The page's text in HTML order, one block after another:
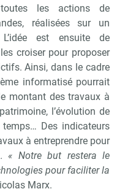
toutes les actions de
réalisées sur un
est ensuite de
croiser pour proposer
Ainsi, dans le cadre
informatisé pourrait
montant des travaux à
l’évolution de
Des indicateurs
à entreprendre pour
« Notre but restera le
pour faciliter la
Marx.